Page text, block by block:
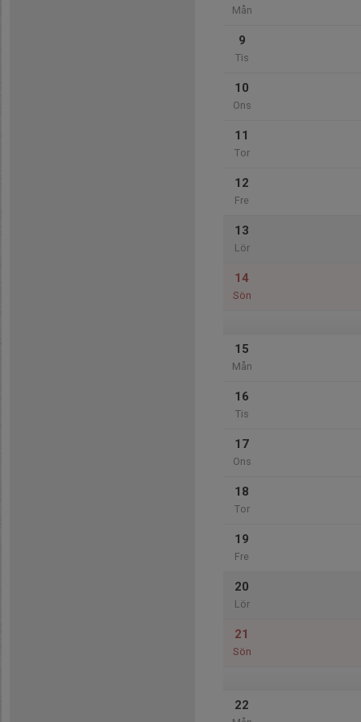
Mån
9
Tis
10
Ons
11
Tor
12
Fre
13
Lör
14
Sön
15
Mån
16
Tis
17
Ons
18
Tor
19
Fre
20
Lör
21
Sön
22